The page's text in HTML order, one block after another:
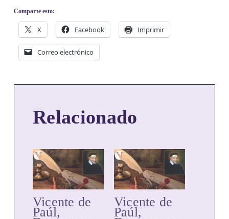
Comparte esto:
X Facebook Imprimir
Correo electrónico
Relacionado
Vicente de
Paúl,
Vicente de
Paúl,